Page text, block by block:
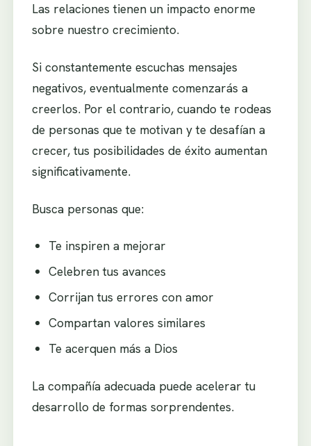
Las relaciones tienen un impacto enorme
sobre nuestro crecimiento.
Si constantemente escuchas mensajes
negativos, eventualmente comenzarás a
creerlos. Por el contrario, cuando te rodeas
de personas que te motivan y te desafían a
crecer, tus posibilidades de éxito aumentan
significativamente.
Busca personas que:
Te inspiren a mejorar
Celebren tus avances
Corrijan tus errores con amor
Compartan valores similares
Te acerquen más a Dios
La compañía adecuada puede acelerar tu
desarrollo de formas sorprendentes.